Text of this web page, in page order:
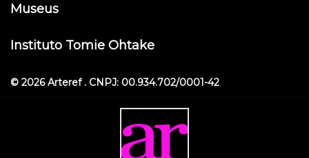
Museus
Instituto Tomie Ohtake
© 2026 Arteref . CNPJ: 00.934.702/0001-42